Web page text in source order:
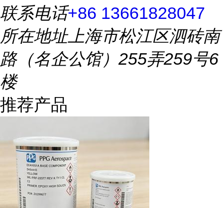
联系电话+86 13661828047
所在地址上海市松江区泗砖南
路（名企公馆）255弄259号6
楼
推荐产品